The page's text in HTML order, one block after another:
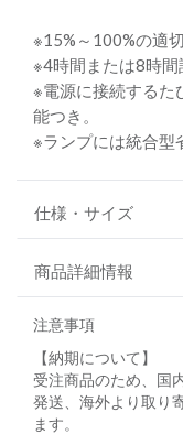
※15%～100%の適
※4時間または8時間
※電源に接続するた
能つき。
※ランプには統合型
仕様・サイズ
商品詳細情報
注意事項
【納期について】
受注商品のため、国
発送、海外より取り
ます。